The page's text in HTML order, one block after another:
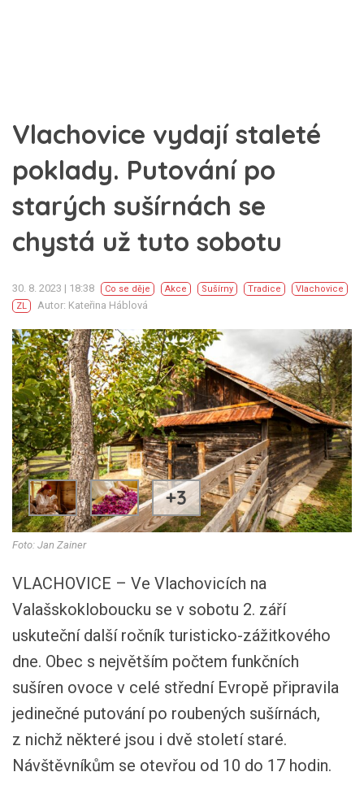
Vlachovice vydají staleté
poklady. Putování po
starých sušírnách se
chystá už tuto sobotu
30. 8. 2023 | 18:38 Co se děje Akce Sušírny Tradice
Vlachovice
ZL
Autor: Kateřina Háblová
+3
Foto: Jan Zainer
VLACHOVICE – Ve Vlachovicích na
Valašskokloboucku se v sobotu 2. září
uskuteční další ročník turisticko-zážitkového
dne. Obec s největším počtem funkčních
sušíren ovoce v celé střední Evropě připravila
jedinečné putování po roubených sušírnách,
z nichž některé jsou i dvě století staré.
Návštěvníkům se otevřou od 10 do 17 hodin.